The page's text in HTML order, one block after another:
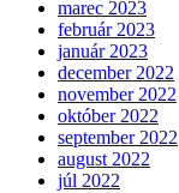
marec 2023
február 2023
január 2023
december 2022
november 2022
október 2022
september 2022
august 2022
júl 2022